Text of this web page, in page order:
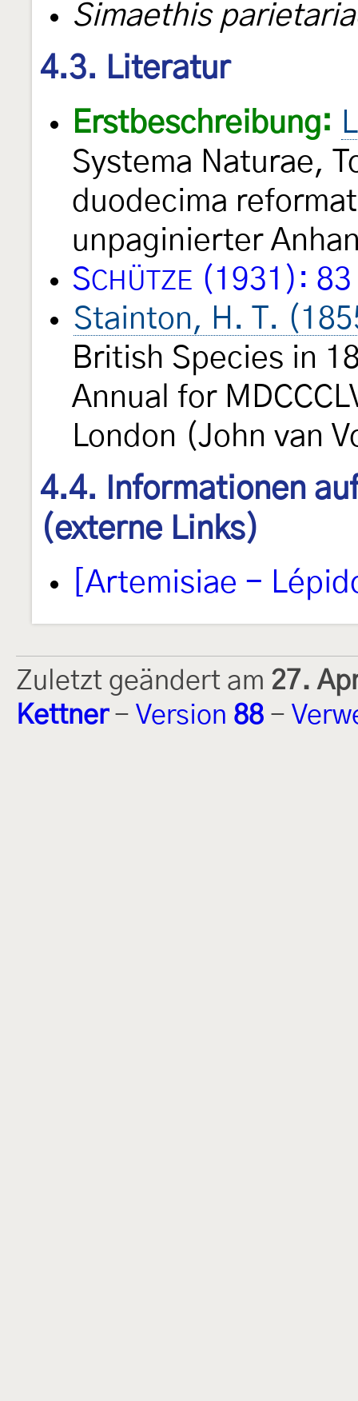
Simaethis
4.3. Literatur
Erstbeschreibung:
Systema Naturae,
duodecima
unpaginierter
SCHÜTZE (1931): 83
Stainton, H. T.
British Species in
Annual for
London (John van
4.4. Informationen
(externe Links)
[Artemisiae -
Zuletzt geändert am 27.
Kettner- Version 88 -